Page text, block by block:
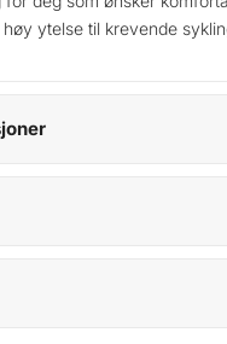
ytelse til krevende